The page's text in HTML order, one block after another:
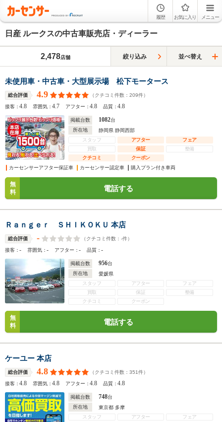
履歴 お気に入り メニュー
日産 ルークスの中古車販売店・ディーラー
2,478店舗 絞り込み 並べ替え
未使用車・中古車・大型展示場 松下モータース
総合評価 4.9 （クチコミ件数： 209件）
接客：4.8 雰囲気：4.7 アフター：4.8 品質：4.8
掲載台数 1082台
所在地
静岡県 静岡西部
スタッフ
アフター
フェア
買取
保証
整備
クチコミ
クーポン
カーセンサーアフター保証車
カーセンサー認定車 購入プラン付き車両
無
料
電話する
Ｒａｎｇｅｒ ＳＨＩＫＯＫＵ 本店
総合評価 - （クチコミ件数： -件）
接客：- 雰囲気：- アフター：- 品質：-
掲載台数 956台
所在地
愛媛県
スタッフ
アフター
フェア
買取
保証
整備
クチコミ
クーポン
無
料
電話する
ケーユー 本店
総合評価 4.8 （クチコミ件数： 351件）
接客：4.8 雰囲気：4.8 アフター：4.8 品質：4.8
掲載台数 748台
所在地
東京都 多摩
スタッフ
アフター
フェア